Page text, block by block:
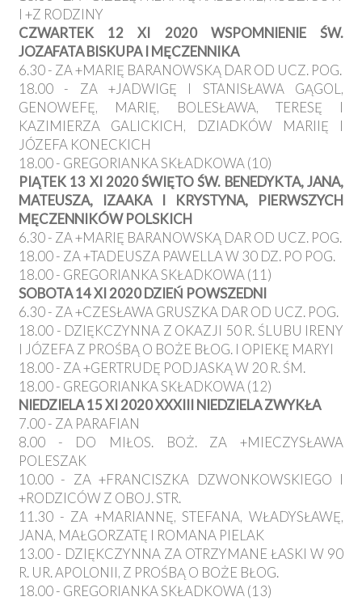
I +Z RODZINY
CZWARTEK 12 XI 2020 WSPOMNIENIE ŚW.
JOZAFATA BISKUPA I MĘCZENNIKA
6.30 - ZA +MARIĘ BARANOWSKĄ DAR OD UCZ. POG.
18.00 - ZA +JADWIGĘ I STANISŁAWA GĄGOL,
GENOWEFĘ, MARIĘ, BOLESŁAWA, TERESĘ I
KAZIMIERZA GALICKICH, DZIADKÓW MARIIĘ I
JÓZEFA KONECKICH
18.00 - GREGORIANKA SKŁADKOWA (10)
PIĄTEK 13 XI 2020 ŚWIĘTO ŚW. BENEDYKTA, JANA,
MATEUSZA, IZAAKA I KRYSTYNA, PIERWSZYCH
MĘCZENNIKÓW POLSKICH
6.30 - ZA +MARIĘ BARANOWSKĄ DAR OD UCZ. POG.
18.00 - ZA +TADEUSZA PAWELLA W 30 DZ. PO POG.
18.00 - GREGORIANKA SKŁADKOWA (11)
SOBOTA 14 XI 2020 DZIEŃ POWSZEDNI
6.30 - ZA +CZESŁAWA GRUSZKA DAR OD UCZ. POG.
18.00 - DZIĘKCZYNNA Z OKAZJI 50 R. ŚLUBU IRENY
I JÓZEFA Z PROŚBĄ O BOŻE BŁOG. I OPIEKĘ MARYI
18.00 - ZA +GERTRUDĘ PODJASKĄ W 20 R. ŚM.
18.00 - GREGORIANKA SKŁADKOWA (12)
NIEDZIELA 15 XI 2020 XXXIII NIEDZIELA ZWYKŁA
7.00 - ZA PARAFIAN
8.00 - DO MIŁOS. BOŻ. ZA +MIECZYSŁAWA
POLESZAK
10.00 - ZA +FRANCISZKA DZWONKOWSKIEGO I
+RODZICÓW Z OBOJ. STR.
11.30 - ZA +MARIANNĘ, STEFANA, WŁADYSŁAWĘ,
JANA, MAŁGORZATĘ I ROMANA PIELAK
13.00 - DZIĘKCZYNNA ZA OTRZYMANE ŁASKI W 90
R. UR. APOLONII, Z PROŚBĄ O BOŻE BŁOG.
18.00 - GREGORIANKA SKŁADKOWA (13)